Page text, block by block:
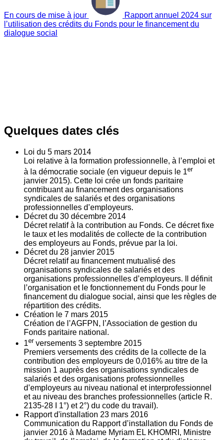
En cours de mise à jour
Rapport annuel 2024 sur
l’utilisation des crédits du Fonds pour le financement du
dialogue social
Quelques dates clés
Loi du 5 mars 2014
Loi relative à la formation professionnelle, à l’emploi et
à la démocratie sociale (en vigueur depuis le 1er
janvier 2015). Cette loi crée un fonds paritaire
contribuant au financement des organisations
syndicales de salariés et des organisations
professionnelles d’employeurs.
Décret du 30 décembre 2014
Décret relatif à la contribution au Fonds. Ce décret fixe
le taux et les modalités de collecte de la contribution
des employeurs au Fonds, prévue par la loi.
Décret du 28 janvier 2015
Décret relatif au financement mutualisé des
organisations syndicales de salariés et des
organisations professionnelles d’employeurs. Il définit
l’organisation et le fonctionnement du Fonds pour le
financement du dialogue social, ainsi que les règles de
répartition des crédits.
Création le 7 mars 2015
Création de l’AGFPN, l’Association de gestion du
Fonds paritaire national.
1er versements 3 septembre 2015
Premiers versements des crédits de la collecte de la
contribution des employeurs de 0,016% au titre de la
mission 1 auprès des organisations syndicales de
salariés et des organisations professionnelles
d’employeurs au niveau national et interprofessionnel
et au niveau des branches professionnelles (article R.
2135‐28 I 1°) et 2°) du code du travail).
Rapport d'installation 23 mars 2016
Communication du Rapport d’installation du Fonds de
janvier 2016 à Madame Myriam EL KHOMRI, Ministre